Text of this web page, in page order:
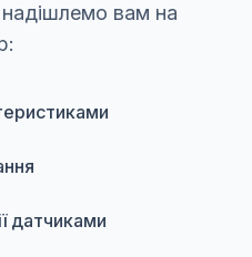
вам на
датчиками